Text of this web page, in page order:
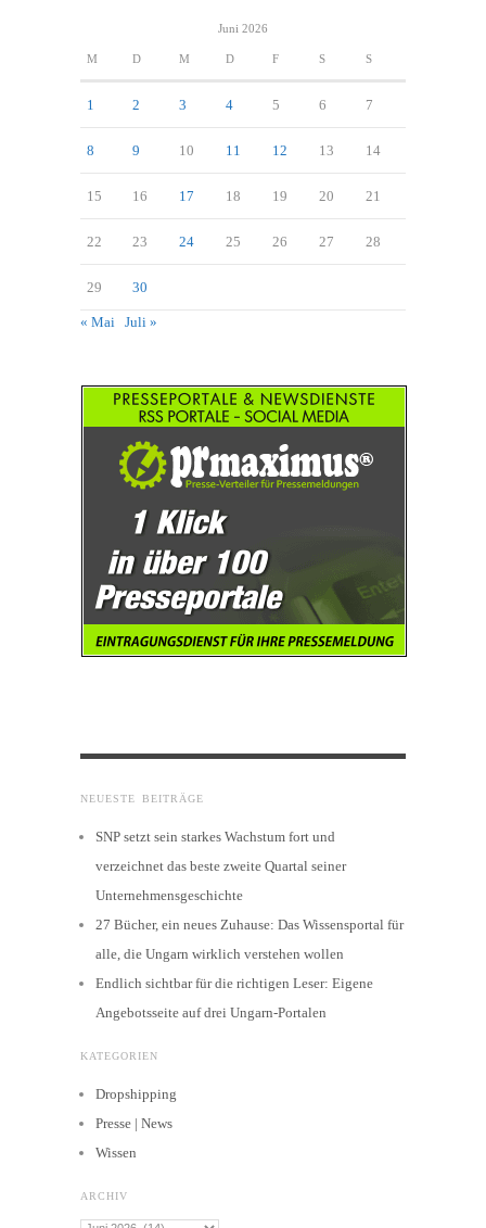
Juni 2026
M D M D F S S
1 2 3 4 5 6 7
8 9 10 11 12 13 14
15 16 17 18 19 20 21
22 23 24 25 26 27 28
29 30
« Mai Juli »
NEUESTE BEITRÄGE
SNP setzt sein starkes Wachstum fort und
verzeichnet das beste zweite Quartal seiner
Unternehmensgeschichte
27 Bücher, ein neues Zuhause: Das Wissensportal für
alle, die Ungarn wirklich verstehen wollen
Endlich sichtbar für die richtigen Leser: Eigene
Angebotsseite auf drei Ungarn-Portalen
KATEGORIEN
Dropshipping
Presse | News
Wissen
ARCHIV